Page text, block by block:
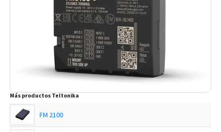
Más productos Teltonika
FM 2100